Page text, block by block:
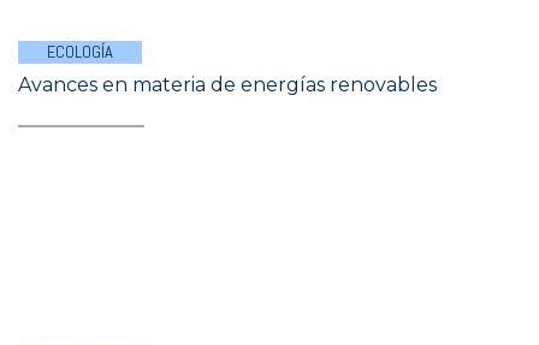
ECOLOGÍA
Avances en materia de energías renovables